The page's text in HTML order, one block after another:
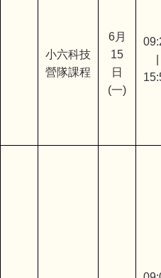
小六科技
營隊課程
6月
15
日
(一)